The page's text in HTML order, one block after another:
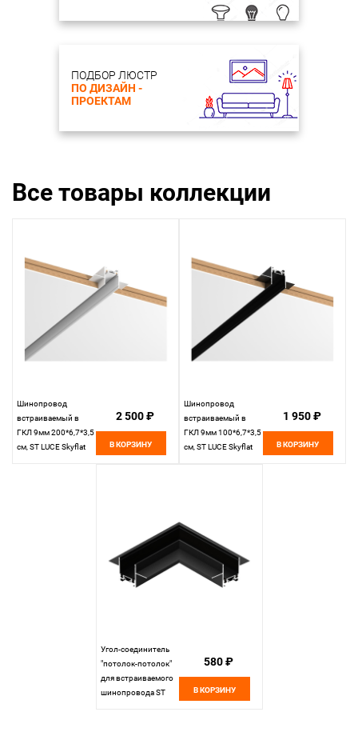
ПОДБОР ЛЮСТР
ПО ДИЗАЙН -
ПРОЕКТАМ
Все товары коллекции
Шинопровод
встраиваемый в
ГКЛ 9мм 200*6,7*3,5
см, ST LUCE Skyflat
2 500 ₽
В КОРЗИНУ
Шинопровод
встраиваемый в
ГКЛ 9мм 100*6,7*3,5
см, ST LUCE Skyflat
1 950 ₽
В КОРЗИНУ
Угол-соединитель
"потолок-потолок"
для встраиваемого
шинопровода ST
580 ₽
В КОРЗИНУ